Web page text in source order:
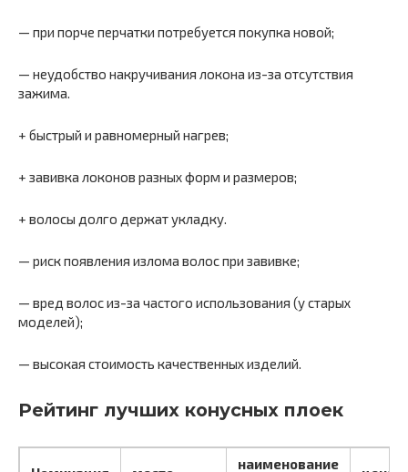
— при порче перчатки потребуется покупка новой;
— неудобство накручивания локона из-за отсутствия
зажима.
+ быстрый и равномерный нагрев;
+ завивка локонов разных форм и размеров;
+ волосы долго держат укладку.
— риск появления излома волос при завивке;
— вред волос из-за частого использования (у старых
моделей);
— высокая стоимость качественных изделий.
Рейтинг лучших конусных плоек
наименование